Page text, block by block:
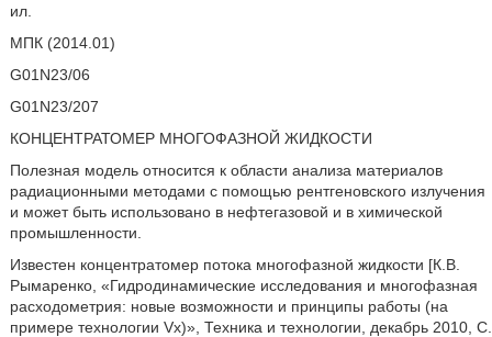
ил.
МПК (2014.01)
G01N23/06
G01N23/207
КОНЦЕНТРАТОМЕР МНОГОФАЗНОЙ ЖИДКОСТИ
Полезная модель относится к области анализа материалов
радиационными методами с помощью рентгеновского излучения
и может быть использовано в нефтегазовой и в химической
промышленности.
Известен концентратомер потока многофазной жидкости [К.В.
Рымаренко, «Гидродинамические исследования и многофазная
расходометрия: новые возможности и принципы работы (на
примере технологии Vx)», Техника и технологии, декабрь 2010, C.